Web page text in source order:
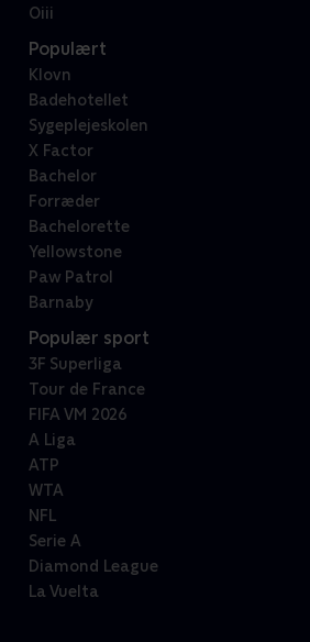
Oiii
Populært
Klovn
Badehotellet
Sygeplejeskolen
X Factor
Bachelor
Forræder
Bachelorette
Yellowstone
Paw Patrol
Barnaby
Populær sport
3F Superliga
Tour de France
FIFA VM 2026
A Liga
ATP
WTA
NFL
Serie A
Diamond League
La Vuelta